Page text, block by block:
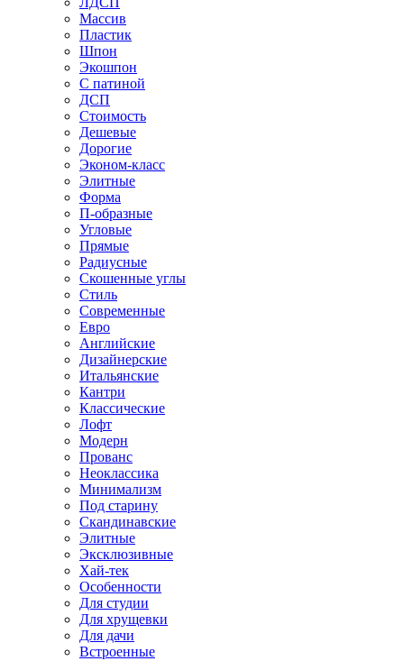
Массив
Пластик
Шпон
Экошпон
С патиной
ДСП
Стоимость
Дешевые
Дорогие
Эконом-класс
Элитные
Форма
П-образные
Угловые
Прямые
Радиусные
Скошенные углы
Стиль
Современные
Евро
Английские
Дизайнерские
Итальянские
Кантри
Классические
Лофт
Модерн
Прованс
Неоклассика
Минимализм
Под старину
Скандинавские
Элитные
Эксклюзивные
Хай-тек
Особенности
Для студии
Для хрущевки
Для дачи
Встроенные